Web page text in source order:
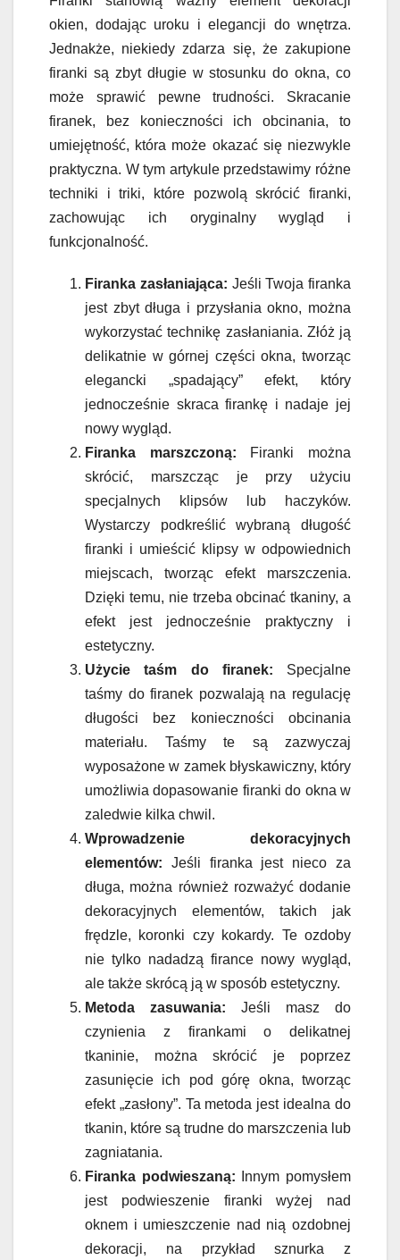
okien, dodając uroku i elegancji do wnętrza.
Jednakże, niekiedy zdarza się, że zakupione
firanki są zbyt długie w stosunku do okna, co
może sprawić pewne trudności. Skracanie
firanek, bez konieczności ich obcinania, to
umiejętność, która może okazać się niezwykle
praktyczna. W tym artykule przedstawimy różne
techniki i triki, które pozwolą skrócić firanki,
zachowując ich oryginalny wygląd i
funkcjonalność.
Firanka zasłaniająca: Jeśli Twoja firanka
jest zbyt długa i przysłania okno, można
wykorzystać technikę zasłaniania. Złóż ją
delikatnie w górnej części okna, tworząc
elegancki „spadający” efekt, który
jednocześnie skraca firankę i nadaje jej
nowy wygląd.
Firanka marszczoną: Firanki można
skrócić, marszcząc je przy użyciu
specjalnych klipsów lub haczyków.
Wystarczy podkreślić wybraną długość
firanki i umieścić klipsy w odpowiednich
miejscach, tworząc efekt marszczenia.
Dzięki temu, nie trzeba obcinać tkaniny, a
efekt jest jednocześnie praktyczny i
estetyczny.
Użycie taśm do firanek: Specjalne
taśmy do firanek pozwalają na regulację
długości bez konieczności obcinania
materiału. Taśmy te są zazwyczaj
wyposażone w zamek błyskawiczny, który
umożliwia dopasowanie firanki do okna w
zaledwie kilka chwil.
Wprowadzenie dekoracyjnych
elementów: Jeśli firanka jest nieco za
długa, można również rozważyć dodanie
dekoracyjnych elementów, takich jak
frędzle, koronki czy kokardy. Te ozdoby
nie tylko nadadzą firance nowy wygląd,
ale także skrócą ją w sposób estetyczny.
Metoda zasuwania: Jeśli masz do
czynienia z firankami o delikatnej
tkaninie, można skrócić je poprzez
zasunięcie ich pod górę okna, tworząc
efekt „zasłony”. Ta metoda jest idealna do
tkanin, które są trudne do marszczenia lub
zagniatania.
Firanka podwieszaną: Innym pomysłem
jest podwieszenie firanki wyżej nad
oknem i umieszczenie nad nią ozdobnej
dekoracji, na przykład sznurka z